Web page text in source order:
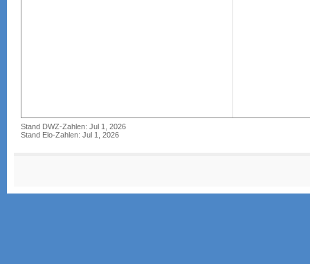
Stand DWZ-Zahlen: Jul 1, 2026
Stand Elo-Zahlen: Jul 1, 2026